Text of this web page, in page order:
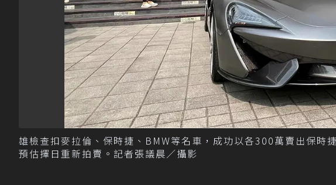
雄檢查扣麥拉倫、保時捷、BMW等名車，成功以各300萬賣出保時
預估擇日重新拍賣。記者張議晨／攝影